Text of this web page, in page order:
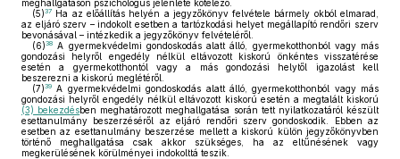
meghallgatáson pszichológus jelenléte kötelező.
(5)37 Ha az előállítás helyén a jegyzőkönyv felvétele bármely okból elmarad,
az eljáró szerv – indokolt esetben a tartózkodási helyet megállapító rendőri szerv
bevonásával – intézkedik a jegyzőkönyv felvételéről.
(6)38 A gyermekvédelmi gondoskodás alatt álló, gyermekotthonból vagy más
gondozási helyről engedély nélkül eltávozott kiskorú önkéntes visszatérése
esetén a gyermekotthontól vagy a más gondozási helytől igazolást kell
beszerezni a kiskorú meglétéről.
(7)39 A gyermekvédelmi gondoskodás alatt álló, gyermekotthonból vagy más
gondozási helyről engedély nélkül eltávozott kiskorú esetén a megtalált kiskorú
(3) bekezdésben meghatározott meghallgatása során tett nyilatkozatáról készült
esettanulmány beszerzéséről az eljáró rendőri szerv gondoskodik. Ebben az
esetben az esettanulmány beszerzése mellett a kiskorú külön jegyzőkönyvben
történő meghallgatása csak akkor szükséges, ha az eltűnésének vagy
megkerülésének körülményei indokolttá teszik.